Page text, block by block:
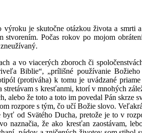
výroku je skutočne otázkou života a
stvorením. Počas rokov po mojom
a vo viacerých zboroch či
Biblie“, „prílišné používanie
(protiváha) k tomu je uvádzané
stretávam s kresťanmi, ktorí v mnohých
alebo že toto a toto im povedal Pán skrze
rozpore s tým, čo učí Božie slovo.
byť od Svätého Ducha, pretože je to v
naznačia, že ako kresťan zaostávam,